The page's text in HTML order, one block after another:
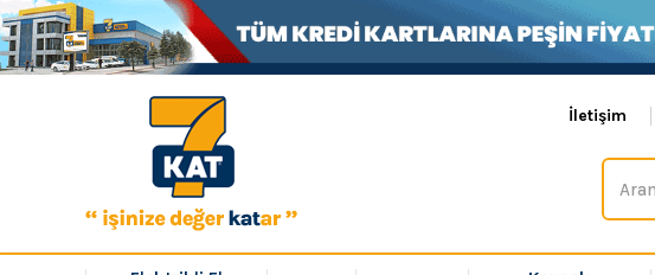
İletişim